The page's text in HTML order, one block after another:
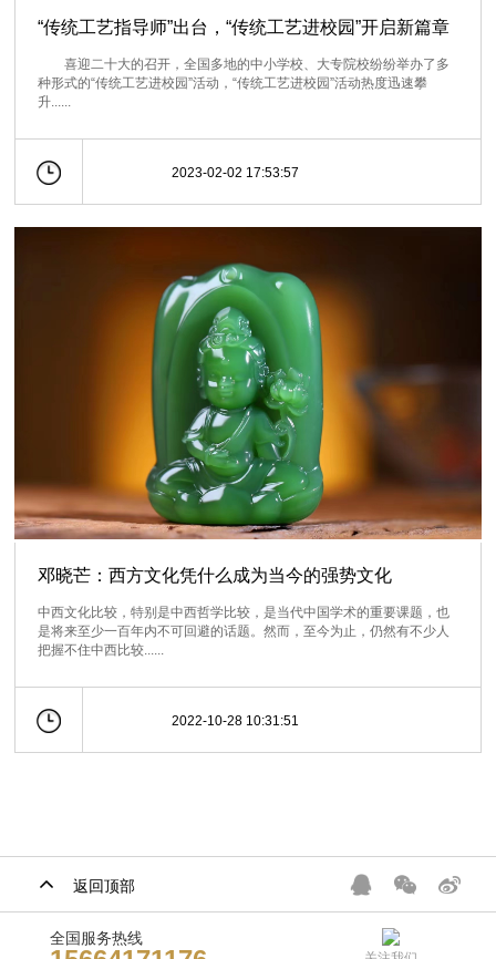
“传统工艺指导师”出台，“传统工艺进校园”开启新篇章
喜迎二十大的召开，全国多地的中小学校、大专院校纷纷举办了多
种形式的“传统工艺进校园”活动，“传统工艺进校园”活动热度迅速攀
升......
2023-02-02 17:53:57
邓晓芒：西方文化凭什么成为当今的强势文化
中西文化比较，特别是中西哲学比较，是当代中国学术的重要课题，也
是将来至少一百年内不可回避的话题。然而，至今为止，仍然有不少人
把握不住中西比较......
2022-10-28 10:31:51
返回顶部
全国服务热线